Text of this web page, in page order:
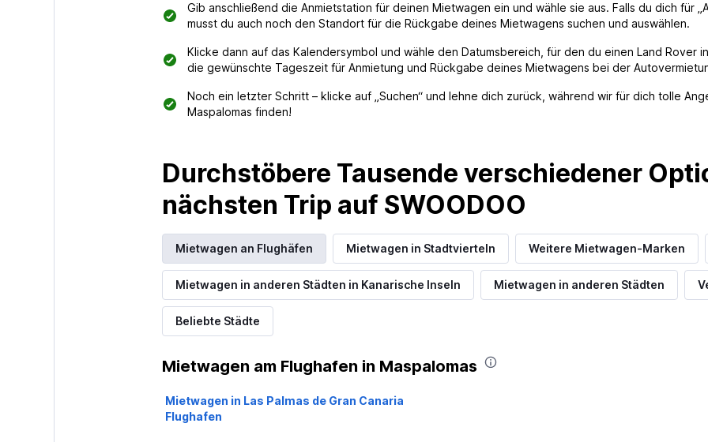
Top Car Rentals
1 Standort
Preise prüfen
2 Standorte
Preise prüfen
Isla Car Rental
Preise prüfen
Gib anschließend die Anmietstation für deinen Mietwagen ein und wähle sie aus. Falls du dich für
musst du auch noch den Standort für die Rückgabe deines Mietwagens suchen und auswählen.
Klicke dann auf das Kalendersymbol und wähle den Datumsbereich, für den du einen Land Rover
die gewünschte Tageszeit für Anmietung und Rückgabe deines Mietwagens bei der
Noch ein letzter Schritt – klicke auf „Suchen“ und lehne dich zurück, während wir für dich tolle
Maspalomas finden!
Durchstöbere Tausende verschiedener
nächsten Trip auf SWOODOO
Mietwagen an Flughäfen Mietwagen in Stadtvierteln Weitere Mietwagen-Marken
Mietwagen in anderen Städten in Kanarische Inseln Mietwagen in anderen Städten
Beliebte Städte
Mietwagen am Flughafen in Maspalomas
Mietwagen in Las Palmas de Gran Canaria
Flughafen